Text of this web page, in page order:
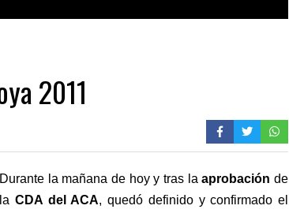
2011
Durante la mañana de hoy y tras laaprobación de
la CDA del ACA, quedó definido y confirmado el